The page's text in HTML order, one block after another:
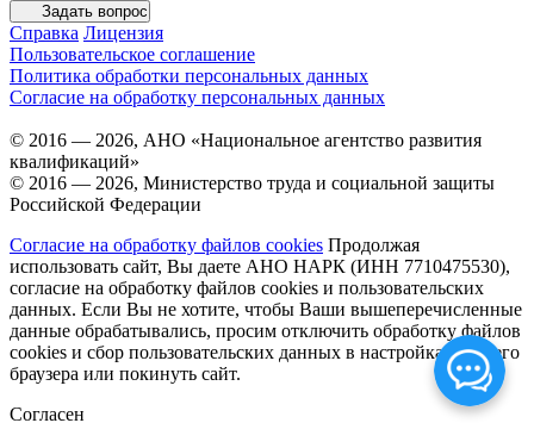
Задать вопрос
Справка Лицензия
Пользовательское соглашение
Политика обработки персональных данных
Согласие на обработку персональных данных
© 2016 — 2026, АНО «Национальное агентство развития
квалификаций»
© 2016 — 2026, Министерство труда и социальной защиты
Российской Федерации
Согласие на обработку файлов cookies Продолжая
использовать сайт, Вы даете АНО НАРК (ИНН 7710475530),
согласие на обработку файлов cookies и пользовательских
данных. Если Вы не хотите, чтобы Ваши вышеперечисленные
данные обрабатывались, просим отключить обработку файлов
cookies и сбор пользовательских данных в настройках Вашего
браузера или покинуть сайт.
Согласен